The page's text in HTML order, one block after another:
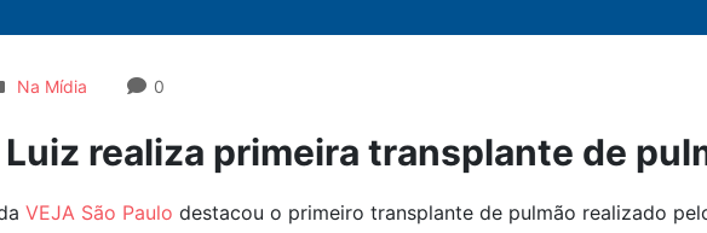
Na Mídia 0
realiza primeira transplante de
VEJA São Paulo destacou o primeiro transplante de pulmão realizado